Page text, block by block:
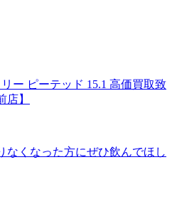
ー ピーテッド 15.1 高価買取致
】
なくなった方にぜひ飲んでほし